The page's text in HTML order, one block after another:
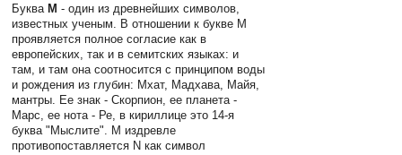
Буква М - один из древнейших символов,
известных ученым. В отношении к букве М
проявляется полное согласие как в
европейских, так и в семитских языках: и
там, и там она соотносится с принципом воды
и рождения из глубин: Мхат, Мадхава, Майя,
мантры. Ее знак - Скорпион, ее планета -
Марс, ее нота - Ре, в кириллице это 14-я
буква "Мыслите". М издревле
противопоставляется N как символ